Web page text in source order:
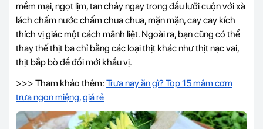
mềm mại, ngọt lịm, tan chảy ngay trong đầu lưỡi cuộn với xà
lách chấm nước chấm chua chua, mặn mặn, cay cay kích
thích vị giác một cách mãnh liệt. Ngoài ra, bạn cũng có thể
thay thế thịt ba chỉ bằng các loại thịt khác như thịt nạc vai,
thịt bắp bò để đổi mới khẩu vị.
>>> Tham khảo thêm: Trưa nay ăn gì? Top 15 mâm cơm
trưa ngon miệng, giá rẻ